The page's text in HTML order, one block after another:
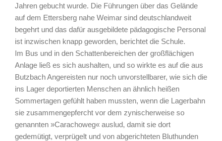
Jahren gebucht wurde. Die Führungen über das Gelände
auf dem Ettersberg nahe Weimar sind deutschlandweit
begehrt und das dafür ausgebildete pädagogische Personal
ist inzwischen knapp geworden, berichtet die Schule.
Im Bus und in den Schattenbereichen der großflächigen
Anlage ließ es sich aushalten, und so wirkte es auf die aus
Butzbach Angereisten nur noch unvorstellbarer, wie sich die
ins Lager deportierten Menschen an ähnlich heißen
Sommertagen gefühlt haben mussten, wenn die Lagerbahn
sie zusammengepfercht vor dem zynischerweise so
genannten »Carachoweg« auslud, damit sie dort
gedemütigt, verprügelt und von abgerichteten Bluthunden